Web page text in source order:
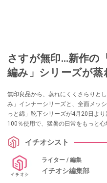
さすが無印…新作の
編み」シリーズが
無印良品から、蒸れにくくさらりと
み」インナーシリーズと、全面メッ
っと綿」靴下シリーズが4月20日よ
100％使用で、猛暑の日常をもっと心
イチオシスト
ライター / 編集
イチオシ編集部